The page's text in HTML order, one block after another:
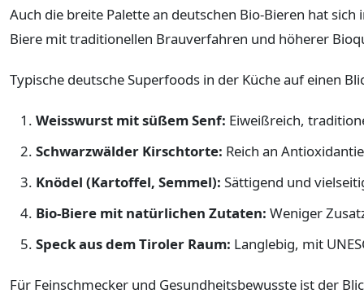
Auch die breite Palette an deutschen Bio-Bieren hat
Biere mit traditionellen Brauverfahren und höherer
Typische deutsche Superfoods in der Küche auf einen
Weisswurst mit süßem Senf: Eiweißreich,
Schwarzwälder Kirschtorte: Reich an
Knödel (Kartoffel, Semmel): Sättigend und
Bio-Biere mit natürlichen Zutaten: Weniger
Speck aus dem Tiroler Raum: Langlebig, mit
Für Feinschmecker und Gesundheitsbewusste ist der